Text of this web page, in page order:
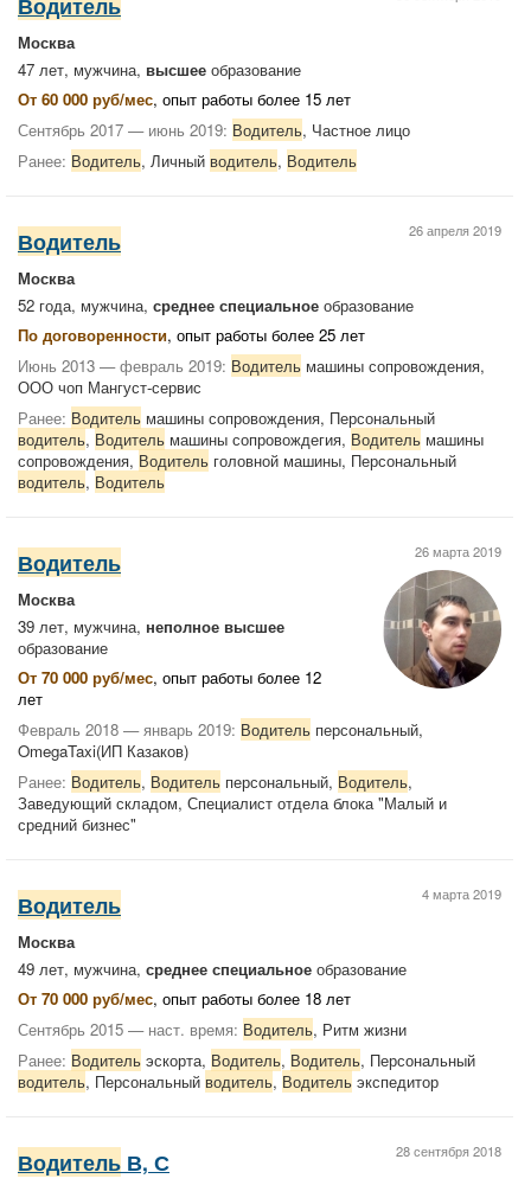
Москва
47 лет, мужчина, высшее образование
От 60 000 руб/мес, опыт работы более 15 лет
Сентябрь 2017 — июнь 2019: Водитель, Частное лицо
Ранее: Водитель, Личный водитель, Водитель
26 апреля 2019
Водитель
Москва
52 года, мужчина, среднее специальное образование
По договоренности, опыт работы более 25 лет
Июнь 2013 — февраль 2019: Водитель машины сопровождения,
ООО чоп Мангуст-сервис
Ранее: Водитель машины сопровождения, Персональный
водитель, Водитель машины сопровождегия, Водитель машины
сопровождения, Водитель головной машины, Персональный
водитель, Водитель
26 марта 2019
Водитель
Москва
39 лет, мужчина, неполное высшее
образование
От 70 000 руб/мес, опыт работы более 12
лет
Февраль 2018 — январь 2019: Водитель персональный,
OmegaTaxi(ИП Казаков)
Ранее: Водитель, Водитель персональный, Водитель,
Заведующий складом, Специалист отдела блока "Малый и
средний бизнес"
4 марта 2019
Водитель
Москва
49 лет, мужчина, среднее специальное образование
От 70 000 руб/мес, опыт работы более 18 лет
Сентябрь 2015 — наст. время: Водитель, Ритм жизни
Ранее: Водитель эскорта, Водитель, Водитель, Персональный
водитель, Персональный водитель, Водитель экспедитор
28 сентября 2018
Водитель В, С